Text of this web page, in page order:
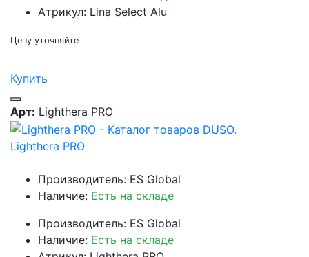
Атрикул: Lina Select Alu
Цену уточняйте
Купить
Арт: Lighthera PRO
Lighthera PRO
Производитель: ES Global
Наличие: Есть на складе
Производитель: ES Global
Наличие: Есть на складе